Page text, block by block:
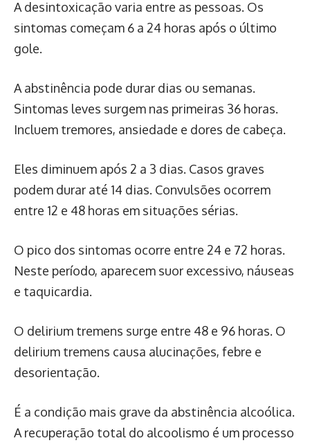
A desintoxicação varia entre as pessoas. Os
sintomas começam 6 a 24 horas após o último
gole.
A abstinência pode durar dias ou semanas.
Sintomas leves surgem nas primeiras 36 horas.
Incluem tremores, ansiedade e dores de cabeça.
Eles diminuem após 2 a 3 dias. Casos graves
podem durar até 14 dias. Convulsões ocorrem
entre 12 e 48 horas em situações sérias.
O pico dos sintomas ocorre entre 24 e 72 horas.
Neste período, aparecem suor excessivo, náuseas
e taquicardia.
O delirium tremens surge entre 48 e 96 horas. O
delirium tremens causa alucinações, febre e
desorientação.
É a condição mais grave da abstinência alcoólica.
A recuperação total do alcoolismo é um processo